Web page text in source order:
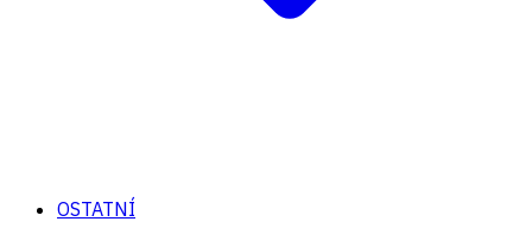
OSTATNÍ